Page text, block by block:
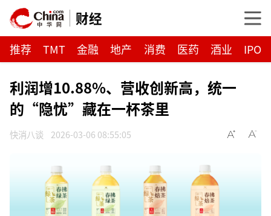
财经
推荐 TMT 金融 地产 消费 医药 酒业 IPO
利润增10.88%、营收创新高，统一
的“隐忧”藏在一杯茶里
快消八谈 2026-03-06 08:55:05